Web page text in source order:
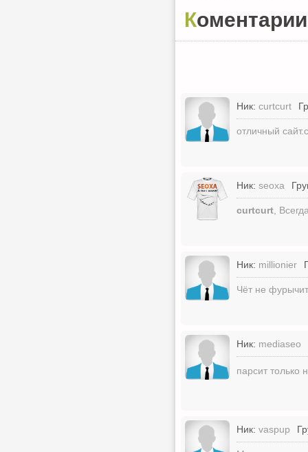
Коментарии
Ник: curtcurt
отличный
Ник: seoxa
curtcurt ,
Ник: millionier
Чёт не
Ник: mediaseo
парсит только
Ник: vaspup